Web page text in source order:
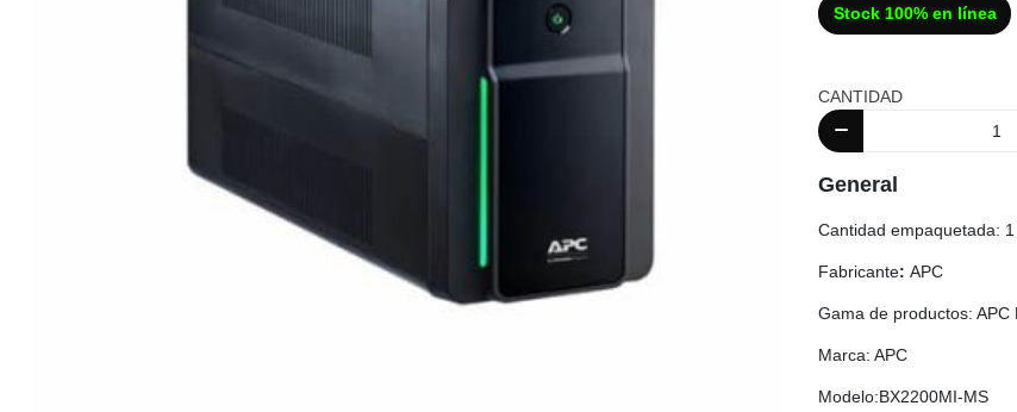
Stock 100% en línea
CANTIDAD
General
Cantidad empaquetada: 1
Fabricante: APC
Gama de productos: APC
Marca: APC
Modelo:BX2200MI-MS